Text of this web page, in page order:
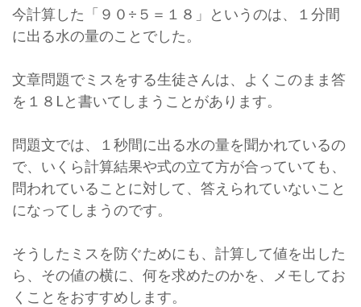
今計算した「９０÷５＝１８」というのは、１分間
に出る水の量のことでした。
文章問題でミスをする生徒さんは、よくこのまま答
を１８Lと書いてしまうことがあります。
問題文では、１秒間に出る水の量を聞かれているの
で、いくら計算結果や式の立て方が合っていても、
問われていることに対して、答えられていないこと
になってしまうのです。
そうしたミスを防ぐためにも、計算して値を出した
ら、その値の横に、何を求めたのかを、メモしてお
くことをおすすめします。